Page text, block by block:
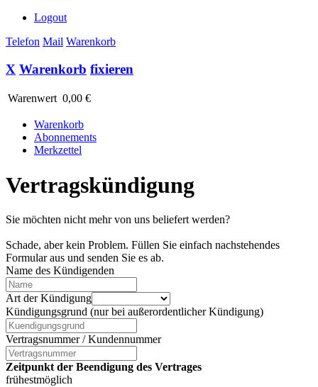
Logout
Telefon Mail Warenkorb
X Warenkorb fixieren
Warenwert 0,00 €
Warenkorb
Abonnements
Merkzettel
Vertragskündigung
Sie möchten nicht mehr von uns beliefert werden?
Schade, aber kein Problem. Füllen Sie einfach nachstehendes
Formular aus und senden Sie es ab.
Name des Kündigenden
Art der Kündigung
Kündigungsgrund (nur bei außerordentlicher Kündigung)
Vertragsnummer / Kundennummer
Zeitpunkt der Beendigung des Vertrages
frühestmöglich